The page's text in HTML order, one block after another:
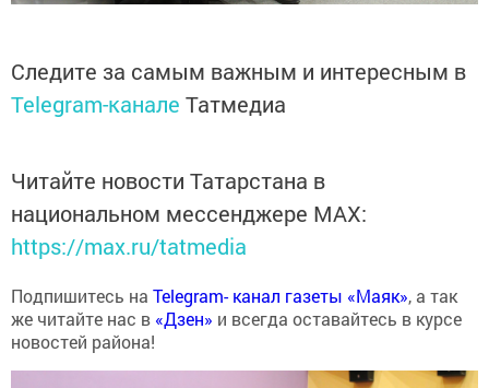
Следите за самым важным и интересным в
Telegram-канале Татмедиа
Читайте новости Татарстана в
национальном мессенджере MАХ:
https://max.ru/tatmedia
Подпишитесь на Telegram- канал газеты «Маяк», а так
же читайте нас в «Дзен» и всегда оставайтесь в курсе
новостей района!